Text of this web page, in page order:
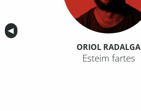
Anterior
◀︎
ORIOL RADALGA
Esteim fartes